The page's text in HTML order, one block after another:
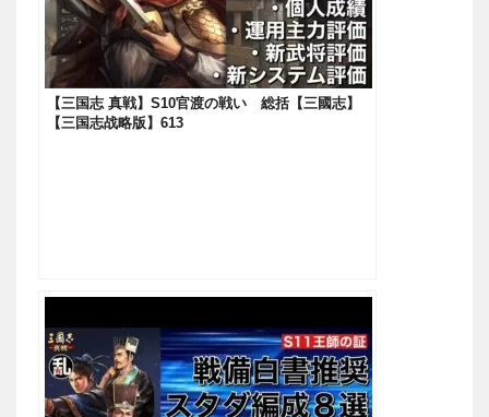
【三国志 真戦】S10官渡の戦い 総括【三國志】
【三国志战略版】613